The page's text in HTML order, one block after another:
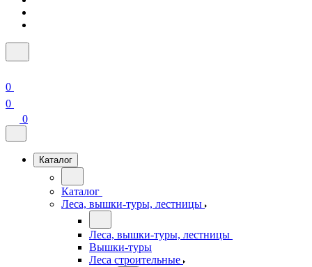
0
0
0
Каталог
Каталог
Леса, вышки-туры, лестницы
Леса, вышки-туры, лестницы
Вышки-туры
Леса строительные